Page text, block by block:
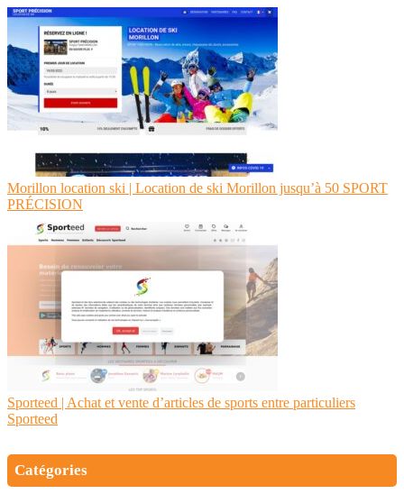
Morillon location ski | Location de ski Morillon jusqu’à 50 SPORT
PRÉCISION
Sporteed | Achat et vente d’articles de sports entre par­ticu­liers
Sporteed
Catégories